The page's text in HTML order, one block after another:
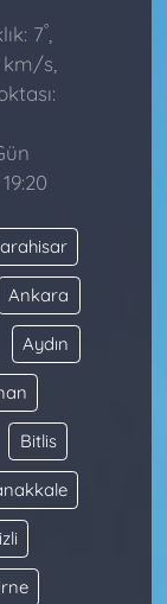
7°,
km/s,
Ankara
Aydın
Bitlis